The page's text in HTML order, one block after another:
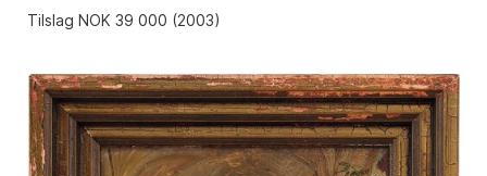
Tilslag NOK 39 000 (2003)